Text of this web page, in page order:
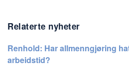
Relaterte nyheter
Renhold: Har allmenngjøring
arbeidstid?